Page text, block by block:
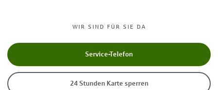
WIR SIND FÜR SIE DA
Service-Telefon
24 Stunden Karte sperren